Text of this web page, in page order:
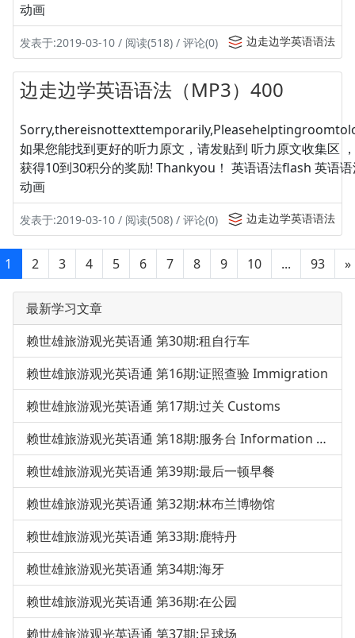
动画
发表于:2019-03-10 / 阅读(518) / 评论(0) 边走边学英语语法
边走边学英语语法（MP3）400
如果您能找到更好的听力原文，请发贴到 听力原文收集区
获得10到30积分的奖励! Thankyou！ 英语语法flash 英语
动画
发表于:2019-03-10 / 阅读(508) / 评论(0) 边走边学英语语法
1 2 3 4 5 6 7 8 9 10 ... 93 »
最新学习文章
赖世雄旅游观光英语通 第30期:租自行车
赖世雄旅游观光英语通 第16期:证照查验 Immigration
赖世雄旅游观光英语通 第17期:过关 Customs
赖世雄旅游观光英语通 第18期:服务台 Information Desk
赖世雄旅游观光英语通 第39期:最后一顿早餐
赖世雄旅游观光英语通 第32期:林布兰博物馆
赖世雄旅游观光英语通 第33期:鹿特丹
赖世雄旅游观光英语通 第34期:海牙
赖世雄旅游观光英语通 第36期:在公园
赖世雄旅游观光英语通 第37期:足球场